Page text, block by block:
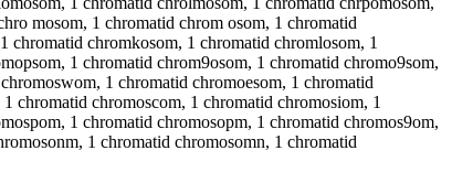
mosom, 1 chromatid chrom osom, 1 chromatid
chromkosom, 1 chromatid chromlosom, 1
1 chromatid chrom9osom, 1 chromatid chromo9som,
1 chromatid chromoesom, 1 chromatid
chromatid chromoscom, 1 chromatid chromosiom, 1
1 chromatid chromosopm, 1 chromatid chromos9om,
1 chromatid chromosomn, 1 chromatid